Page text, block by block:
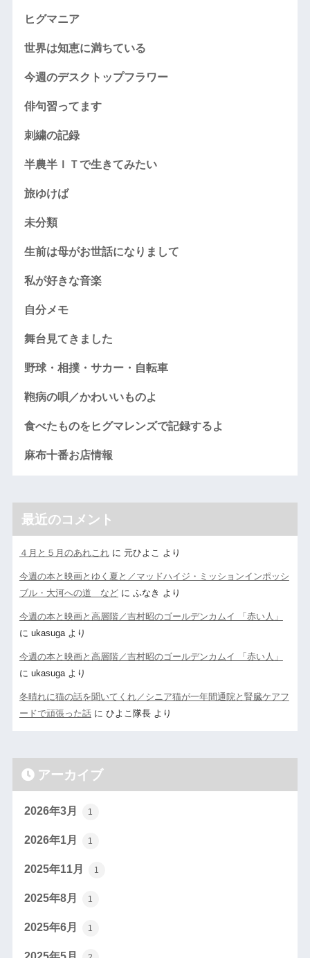
ヒグマニア
世界は知恵に満ちている
今週のデスクトップフラワー
俳句習ってます
刺繍の記録
半農半ＩＴで生きてみたい
旅ゆけば
未分類
生前は母がお世話になりまして
私が好きな音楽
自分メモ
舞台見てきました
野球・相撲・サカー・自転車
鞄病の唄／かわいいものよ
食べたものをヒグマレンズで記録するよ
麻布十番お店情報
最近のコメント
４月と５月のあれこれに 元ひよこ より
今週の本と映画とゆく夏と／マッドハイジ・ミッションインポッシ
ブル・大河への道 などに ふなき より
今週の本と映画と高層階／吉村昭のゴールデンカムイ 「赤い人」
に ukasugaより
今週の本と映画と高層階／吉村昭のゴールデンカムイ 「赤い人」
に ukasugaより
冬晴れに猫の話を聞いてくれ／シニア猫が一年間通院と腎臓ケアフ
ードで頑張った話に ひよこ隊長より
アーカイブ
2026年3月 1
2026年1月 1
2025年11月 1
2025年8月 1
2025年6月 1